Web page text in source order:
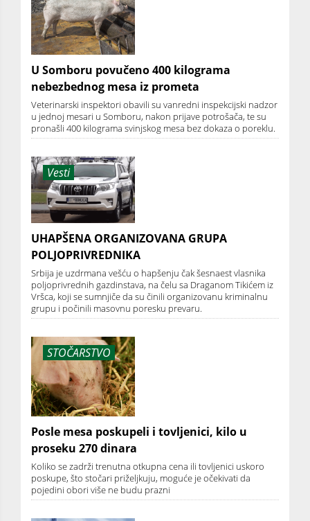
U Somboru povučeno 400 kilograma
nebezbednog mesa iz prometa
Veterinarski inspektori obavili su vanredni inspekcijski nadzor
u jednoj mesari u Somboru, nakon prijave potrošača, te su
pronašli 400 kilograma svinjskog mesa bez dokaza o poreklu.
Vesti
UHAPŠENA ORGANIZOVANA GRUPA
POLJOPRIVREDNIKA
Srbija je uzdrmana vešću o hapšenju čak šesnaest vlasnika
poljoprivrednih gazdinstava, na čelu sa Draganom Tikićem iz
Vršca, koji se sumnjiče da su činili organizovanu kriminalnu
grupu i počinili masovnu poresku prevaru.
STOČARSTVO
Posle mesa poskupeli i tovljenici, kilo u
proseku 270 dinara
Koliko se zadrži trenutna otkupna cena ili tovljenici uskoro
poskupe, što stočari priželjkuju, moguće je očekivati da
pojedini obori više ne budu prazni